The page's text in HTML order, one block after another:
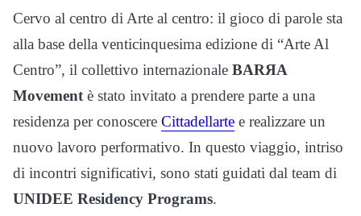
Cervo al centro di Arte al centro: il gioco di parole sta
alla base della venticinquesima edizione di “Arte Al
Centro”, il collettivo internazionale BARЯA
Movementè stato invitato a prendere parte a una
residenza per conoscere Cittadellarte e realizzare un
nuovo lavoro performativo. In questo viaggio, intriso
di incontri significativi, sono stati guidati dal team di
UNIDEE Residency Programs.